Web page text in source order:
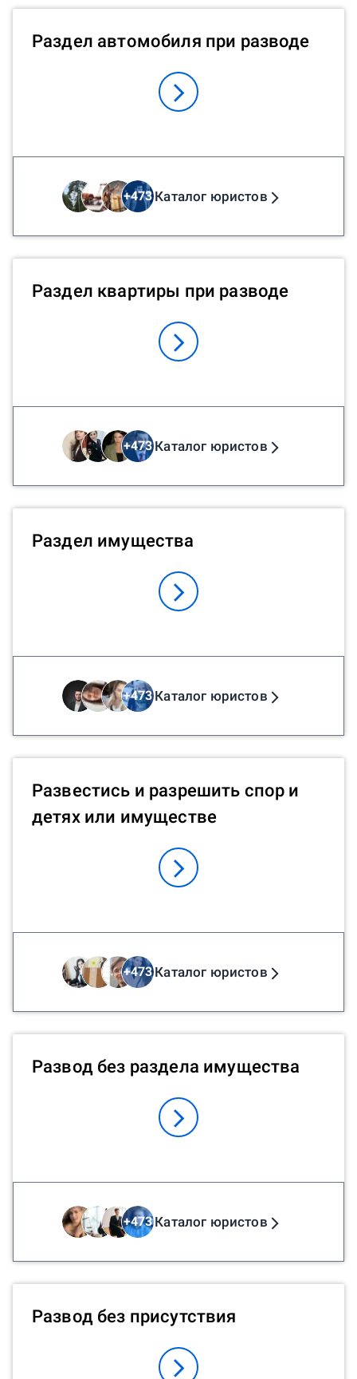
Раздел автомобиля при разводе
+473Каталог юристов
Раздел квартиры при разводе
+473Каталог юристов
Раздел имущества
+473Каталог юристов
Развестись и разрешить спор и
детях или имуществе
+473Каталог юристов
Развод без раздела имущества
+473Каталог юристов
Развод без присутствия